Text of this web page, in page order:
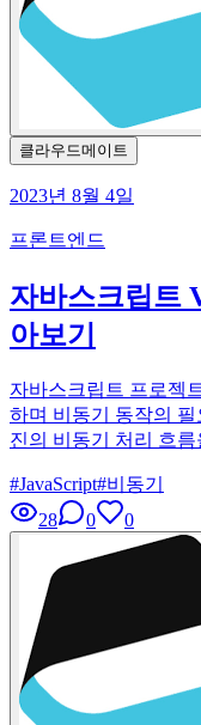
클라우드메이트
2023년 8월 4일
프론트엔드
자바스크립트
아보기
자바스크립트 프로젝
하며 비동기 동작의
진의 비동기 처리 흐
#JavaScript#비동기
28
0 0